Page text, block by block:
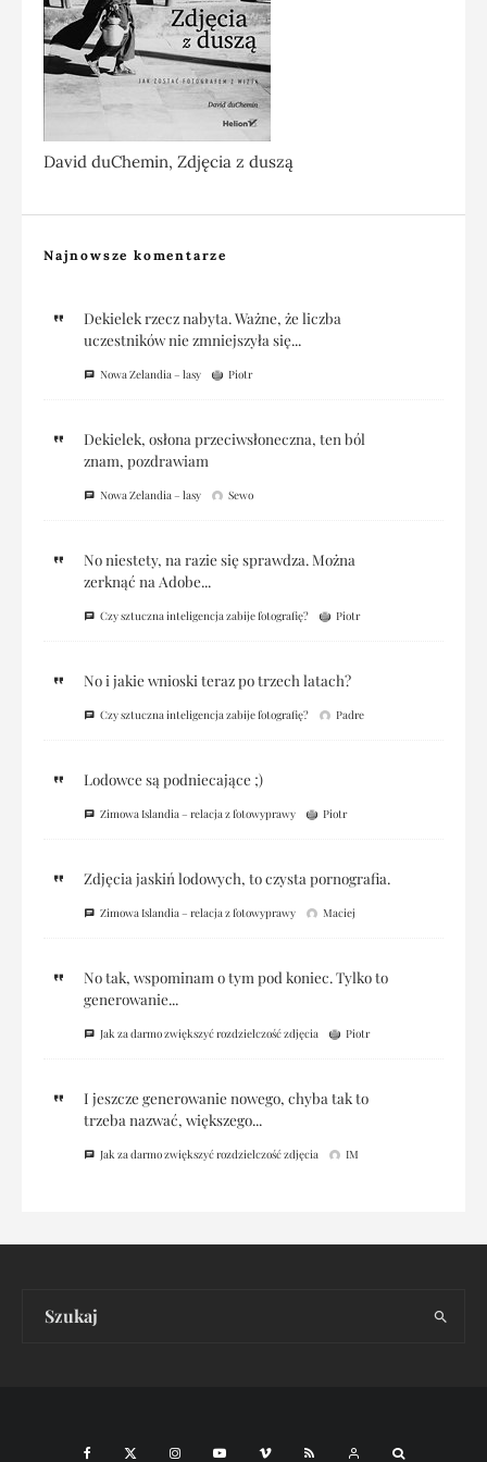
David duChemin, Zdjęcia z duszą
Najnowsze komentarze
Dekielek rzecz nabyta. Ważne, że liczba
uczestników nie zmniejszyła się...
Nowa Zelandia – lasy Piotr
Dekielek, osłona przeciwsłoneczna, ten ból
znam, pozdrawiam
Nowa Zelandia – lasy Sewo
No niestety, na razie się sprawdza. Można
zerknąć na Adobe...
Czy sztuczna inteligencja zabije fotografię? Piotr
No i jakie wnioski teraz po trzech latach?
Czy sztuczna inteligencja zabije fotografię? Padre
Lodowce są podniecające ;)
Zimowa Islandia – relacja z fotowyprawy Piotr
Zdjęcia jaskiń lodowych, to czysta pornografia.
Zimowa Islandia – relacja z fotowyprawy Maciej
No tak, wspominam o tym pod koniec. Tylko to
generowanie...
Jak za darmo zwiększyć rozdzielczość zdjęcia Piotr
I jeszcze generowanie nowego, chyba tak to
trzeba nazwać, większego...
Jak za darmo zwiększyć rozdzielczość zdjęcia IM